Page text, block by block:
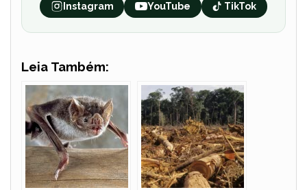
Instagram YouTube TikTok
Leia Também: